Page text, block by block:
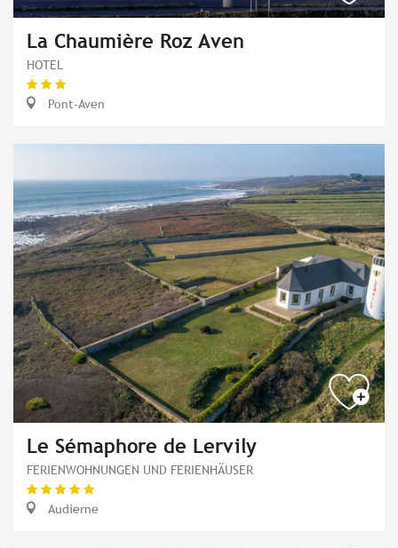
La Chaumière Roz Aven
HOTEL
Pont-Aven
Le Sémaphore de Lervily
FERIENWOHNUNGEN UND FERIENHÄUSER
Audierne